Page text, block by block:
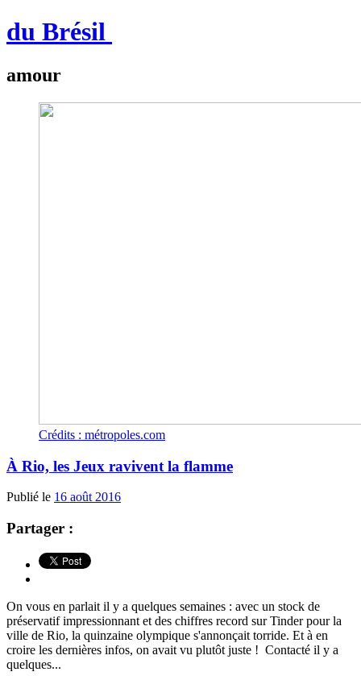
du Brésil
amour
Crédits : métropoles.com
À Rio, les Jeux ravivent la flamme
Publié le 16 août 2016
Partager :
On vous en parlait il y a quelques semaines : avec un stock de
préservatif impressionnant et des chiffres record sur Tinder pour la
ville de Rio, la quinzaine olympique s'annonçait torride. Et à en
croire les dernières infos, on avait vu plutôt juste ! Contacté il y a
quelques...